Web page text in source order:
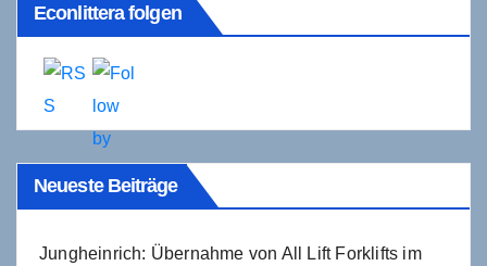
Econlittera folgen
Neueste Beiträge
Jungheinrich: Übernahme von All Lift Forklifts im